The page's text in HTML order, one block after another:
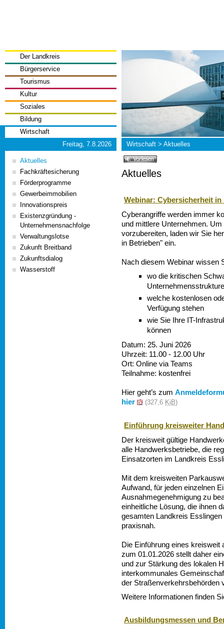
Der Landkreis
Bürgerservice
Tourismus
Kultur
Soziales
Bildung
Wirtschaft
Freitag, 7.8.2026
Wirtschaft> Aktuelles
Aktuelles
Fachkräftesicherung
Förderprogramme
Gewerbeimmobilien
Innovationspreis
Existenzgründung -
Unternehmensnachfolge
Verwaltungslotse
Zukunft Breitband
Zukunftsdialog
Wasserstoff
Aktuelles
Webinar: Cybersicherheit in
Cyberangriffe werden immer
und mittlere Unternehmen.
vorzubereiten, laden wir Sie
in Betrieben" ein.
Nach diesem Webinar wissen
wo die kritischen
welche kostenlosen
Verfügung stehen
wie Sie Ihre IT-
können
Datum: 25. Juni 2026
Uhrzeit: 11.00 - 12.00 Uhr
Ort: Online via Teams
Teilnahme: kostenfrei
Hier geht’s zum
hier
(327,6 KiB)
Einführung kreisweiter
Der kreisweit gültige
alle Handwerksbetriebe, die
Einsatzorten im Landkreis
Mit dem kreisweiten
Aufwand, für jeden einzelnen
Ausnahmegenehmigung zu
einheitliche Lösung, die ihnen
gesamten Landkreis
praxisnah.
Die Einführung eines
zum 01.01.2026 stellt daher
und zur Stärkung des lokalen
interkommunales
der Straßenverkehrsbehörden
Weitere Informationen finden
Ausbildungsmessen und